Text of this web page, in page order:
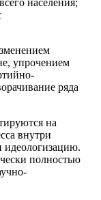
упрочением
ряда
на
внутри
идеологизацию.
полностью